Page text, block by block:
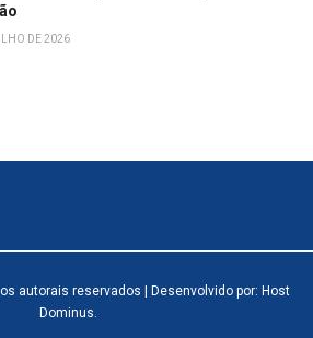
DE 2026
autorais reservados | Desenvolvido por: Host
Dominus.